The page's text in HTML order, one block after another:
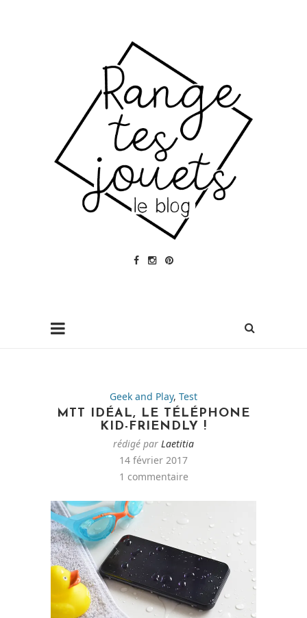
Geek and Play, Test
MTT IDÉAL, LE TÉLÉPHONE
KID-FRIENDLY !
rédigé par Laetitia
14 février 2017
1 commentaire